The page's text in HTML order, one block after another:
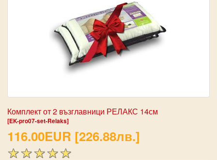
Комплект от 2 възглавници РЕЛАКС 14см
[EK-pro07-set-Relaks]
116.00EUR [226.88лв.]